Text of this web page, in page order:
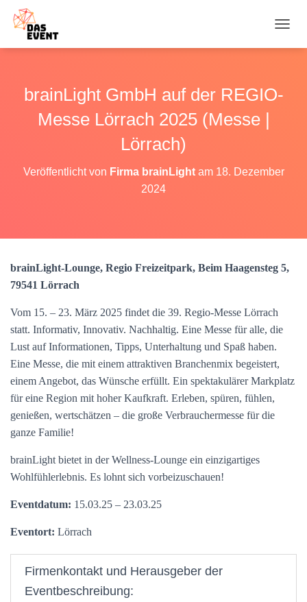
A
A
M
E
brainLight GmbH auf der REGIO-
Messe Lörrach 2025 (Messe |
Lörrach)
Veröffentlicht von Firma brainLightam 18. Dezember
2024
brainLight-Lounge, Regio Freizeitpark, Beim Haagensteg 5,
79541 Lörrach
Vom 15. – 23. März 2025 findet die 39. Regio-Messe Lörrach
statt. Informativ, Innovativ. Nachhaltig. Eine Messe für alle, die
Lust auf Informationen, Tipps, Unterhaltung und Spaß haben.
Eine Messe, die mit einem attraktiven Branchenmix begeistert,
einem Angebot, das Wünsche erfüllt. Ein spektakulärer Markplatz
für eine Region mit hoher Kaufkraft. Erleben, spüren, fühlen,
genießen, wertschätzen – die große Verbrauchermesse für die
ganze Familie!
brainLight bietet in der Wellness-Lounge ein einzigartiges
Wohlfühlerlebnis. Es lohnt sich vorbeizuschauen!
Eventdatum: 15.03.25 – 23.03.25
Eventort: Lörrach
Firmenkontakt und Herausgeber der
Eventbeschreibung: